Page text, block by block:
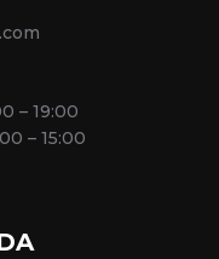
– 19:00
– 15:00